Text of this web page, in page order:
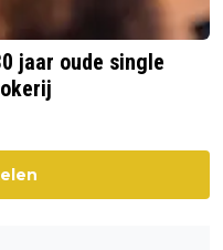
jaar oude single